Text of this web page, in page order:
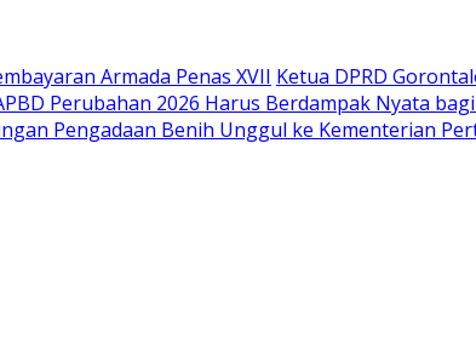
Armada Penas XVII Ketua DPRD
Perubahan 2026 Harus Berdampak Nyata
Pengadaan Benih Unggul ke Kementerian